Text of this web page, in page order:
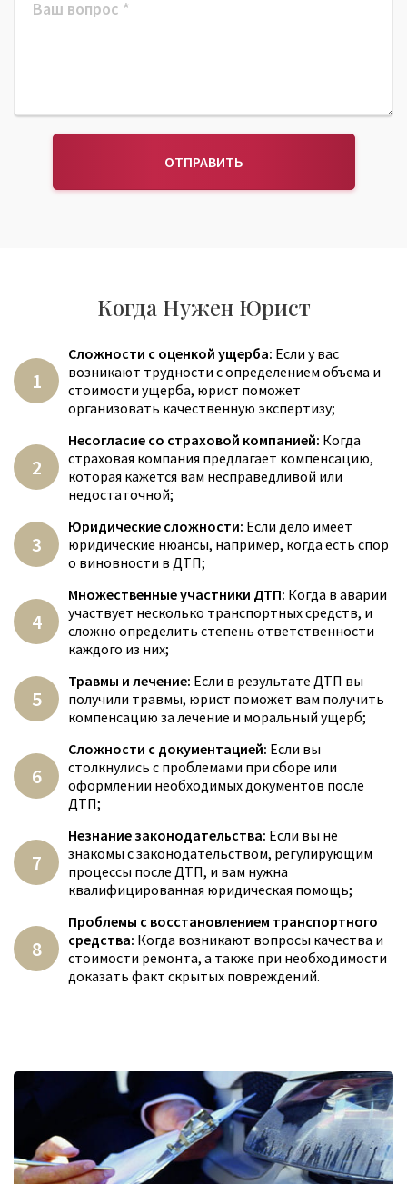
ОТПРАВИТЬ
Когда Нужен Юрист
Сложности с оценкой ущерба: Если у вас
возникают трудности с определением объема и
стоимости ущерба, юрист поможет
организовать качественную экспертизу;
Несогласие со страховой компанией: Когда
страховая компания предлагает компенсацию,
которая кажется вам несправедливой или
недостаточной;
Юридические сложности: Если дело имеет
юридические нюансы, например, когда есть спор
о виновности в ДТП;
Множественные участники ДТП: Когда в аварии
участвует несколько транспортных средств, и
сложно определить степень ответственности
каждого из них;
Травмы и лечение: Если в результате ДТП вы
получили травмы, юрист поможет вам получить
компенсацию за лечение и моральный ущерб;
Сложности с документацией: Если вы
столкнулись с проблемами при сборе или
оформлении необходимых документов после
ДТП;
Незнание законодательства: Если вы не
знакомы с законодательством, регулирующим
процессы после ДТП, и вам нужна
квалифицированная юридическая помощь;
Проблемы с восстановлением транспортного
средства: Когда возникают вопросы качества и
стоимости ремонта, а также при необходимости
доказать факт скрытых повреждений.